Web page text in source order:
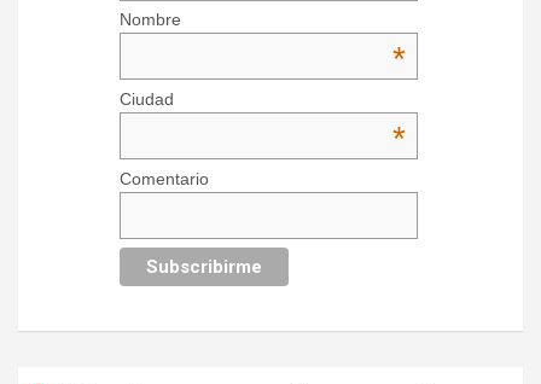
Nombre
*
Ciudad
*
Comentario